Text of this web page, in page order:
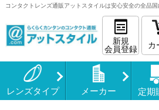
コンタクトレンズ通販アットスタイルは安心安全の全品
新規
会員登録
カ
レンズタイプ メーカー 定期